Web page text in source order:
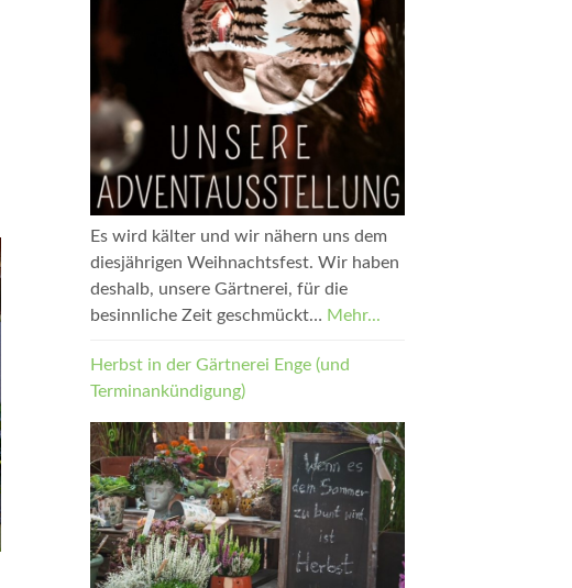
Es wird kälter und wir nähern uns dem
diesjährigen Weihnachtsfest. Wir haben
deshalb, unsere Gärtnerei, für die
besinnliche Zeit geschmückt… Mehr...
Herbst in der Gärtnerei Enge (und
Terminankündigung)